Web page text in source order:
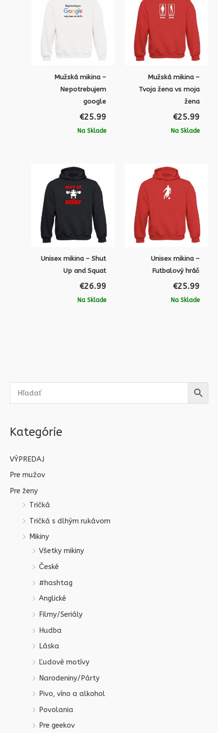
Kategórie
VÝPREDAJ
Pre mužov
Pre ženy
Tričká
Tričká s dlhým rukávom
Mikiny
Všetky mikiny
České
#hashtag
Anglické
Filmy/Seriály
Hudba
Láska
Ľudové motívy
Narodeniny/Párty
Pivo, víno a alkohol
Povolania
Pre geekov
Mužská mikina –
Nepotrebujem
google
€25.99
Na Sklade
Mužská mikina –
Tvoja žena vs moja
žena
€25.99
Na Sklade
Unisex mikina – Shut
Up and Squat
€26.99
Na Sklade
Unisex mikina –
Futbalový hráč
€25.99
Na Sklade